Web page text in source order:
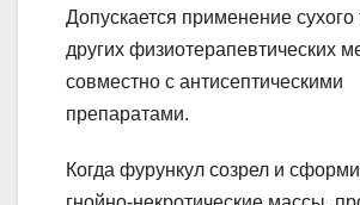
Допускается применение сухого
других физиотерапевтических
совместно с антисептическими
препаратами.
Когда фурункул созрел и